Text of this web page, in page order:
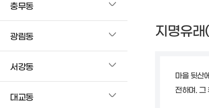
충무동
광림동
서강동
대교동
지명유래(
마을 뒷산
전하며. 그